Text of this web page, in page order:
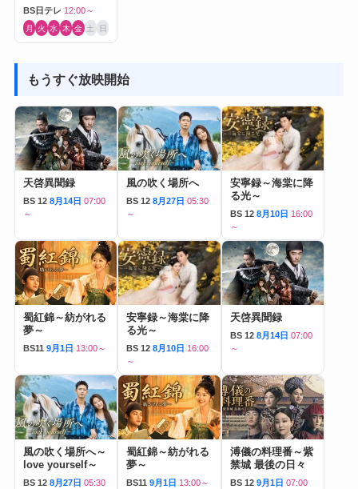
BS日テレ 12:00～
月 火 水 木 金 土 日
もうすぐ放映開始
天啓異聞録
BS 12 8月14日 07:00
～
風の吹く場所へ
BS 12 8月27日 05:30
～
安寧録～海棠に降
る光～
BS 12 8月10日 16:00
～
蜀紅錦～紡がれる
夢～
BS11 9月1日 13:00～
安寧録～海棠に降
る光～
BS 12 8月10日 16:00
～
天啓異聞録
BS 12 8月14日 07:00
～
風の吹く場所へ～
love yourself～
BS 12 8月27日 05:30
蜀紅錦～紡がれる
夢～
BS11 9月1日 13:00～
溥儀の料理番～紫
禁城 最後の日々
BS 12 9月1日 07:00